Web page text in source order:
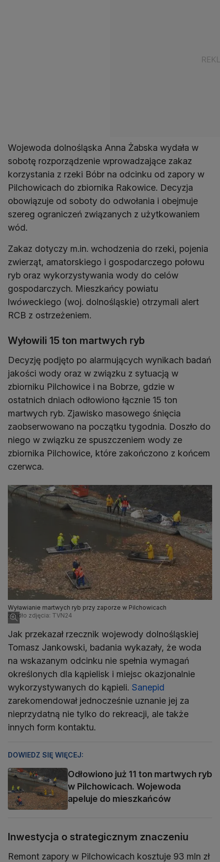
Wojewoda dolnośląska Anna Żabska wydała w
sobotę rozporządzenie wprowadzające zakaz
korzystania z rzeki Bóbr na odcinku od zapory w
Pilchowicach do zbiornika Rakowice. Decyzja
obowiązuje od soboty do odwołania i obejmuje
szereg ograniczeń związanych z użytkowaniem
wód.
Zakaz dotyczy m.in. wchodzenia do rzeki, pojenia
zwierząt, amatorskiego i gospodarczego połowu
ryb oraz wykorzystywania wody do celów
gospodarczych. Mieszkańcy powiatu
lwóweckiego (woj. dolnośląskie) otrzymali alert
RCB z ostrzeżeniem.
Wyłowili 15 ton martwych ryb
Decyzję podjęto po alarmujących wynikach badań
jakości wody oraz w związku z sytuacją w
zbiorniku Pilchowice i na Bobrze, gdzie w
ostatnich dniach odłowiono łącznie 15 ton
martwych ryb. Zjawisko masowego śnięcia
zaobserwowano na początku tygodnia. Doszło do
niego w związku ze spuszczeniem wody ze
zbiornika Pilchowice, które zakończono z końcem
czerwca.
Wyławianie martwych ryb przy zaporze w Pilchowicach
Źródło zdjęcia: TVN24
Jak przekazał rzecznik wojewody dolnośląskiej
Tomasz Jankowski, badania wykazały, że woda
na wskazanym odcinku nie spełnia wymagań
określonych dla kąpielisk i miejsc okazjonalnie
wykorzystywanych do kąpieli. Sanepid
zarekomendował jednocześnie uznanie jej za
nieprzydatną nie tylko do rekreacji, ale także
innych form kontaktu.
DOWIEDZ SIĘ WIĘCEJ:
Odłowiono już 11 ton martwych ryb
w Pilchowicach. Wojewoda
apeluje do mieszkańców
Inwestycja o strategicznym znaczeniu
Remont zapory w Pilchowicach kosztuje 93 mln zł